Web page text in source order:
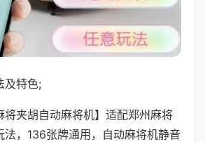
及特色;
将夹胡自动麻将机】适配郑州麻将
法，136张牌通用，自动麻将机静音